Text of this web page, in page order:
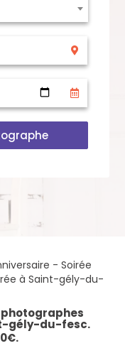
- Soirée
à Saint-gély-du-
gély-du-fesc.